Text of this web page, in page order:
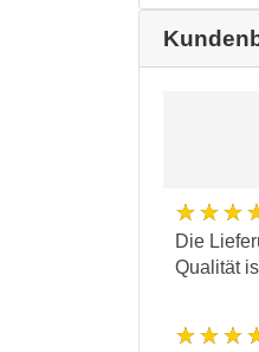
Die
Qualität